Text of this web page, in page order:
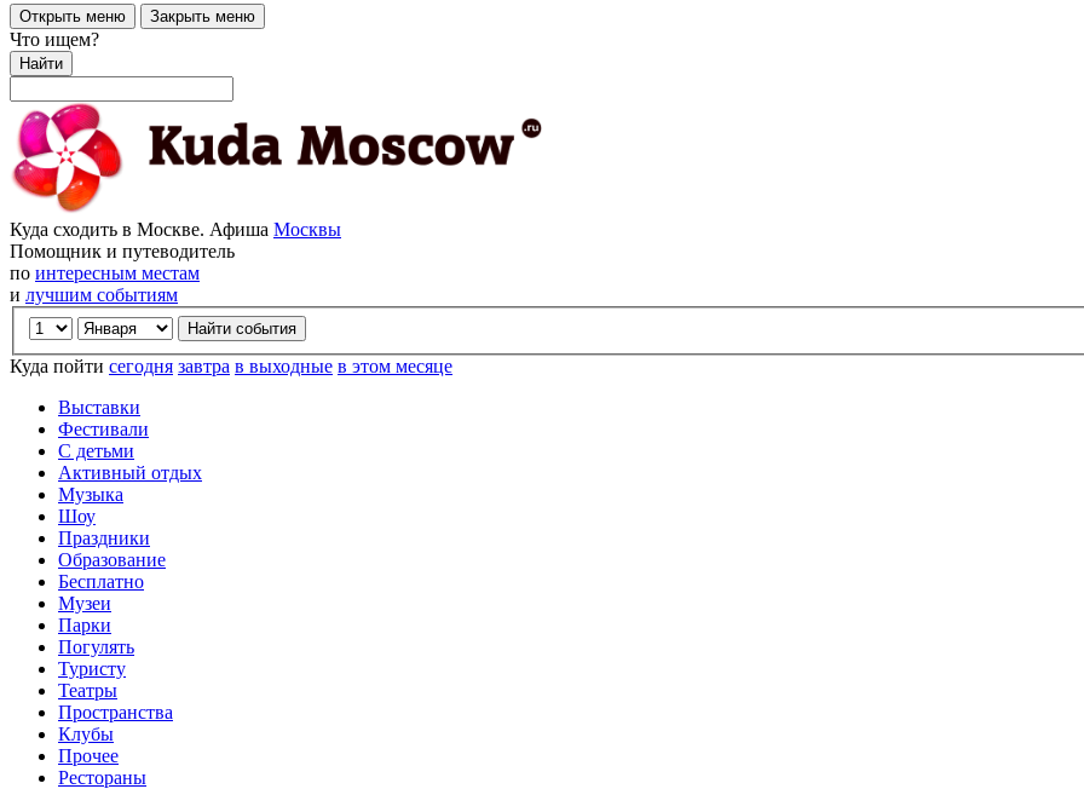
Открыть меню Закрыть меню
Что ищем?
Найти
Куда сходить в Москве. Афиша Москвы
Помощник и путеводитель
по интересным местам
и лучшим событиям
Куда пойти сегодня завтра в выходные в этом месяце
Выставки
Фестивали
С детьми
Активный отдых
Музыка
Шоу
Праздники
Образование
Бесплатно
Музеи
Парки
Погулять
Туристу
Театры
Пространства
Клубы
Прочее
Рестораны